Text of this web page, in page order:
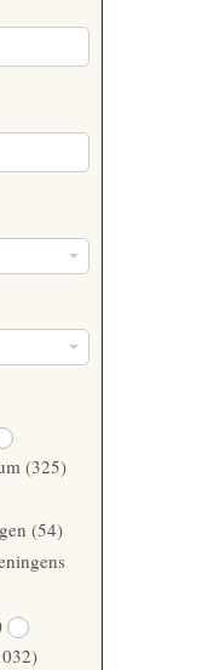
(325)
(54)